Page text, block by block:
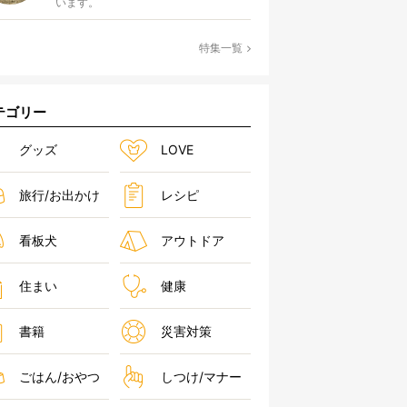
特集一覧
ゴリー
グッズ LOVE
旅行/お出かけ レシピ
看板犬 アウトドア
住まい 健康
書籍 災害対策
ごはん/おやつ しつけ/マナー